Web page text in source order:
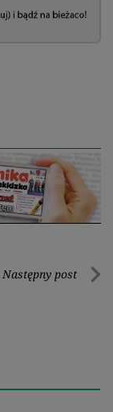
Następny post